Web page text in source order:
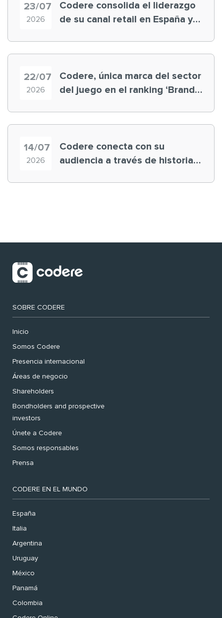
23/07
2026
Codere consolida el liderazgo
de su canal retail en España y
22/07
2026
Codere, única marca del sector
del juego en el ranking ‘Brand
14/07
2026
Codere conecta con su
audiencia a través de historias
SOBRE CODERE
Inicio
Somos Codere
Presencia internacional
Áreas de negocio
Shareholders
Bondholders and prospective
investors
Únete a Codere
Somos responsables
Prensa
CODERE EN EL MUNDO
España
Italia
Argentina
Uruguay
México
Panamá
Colombia